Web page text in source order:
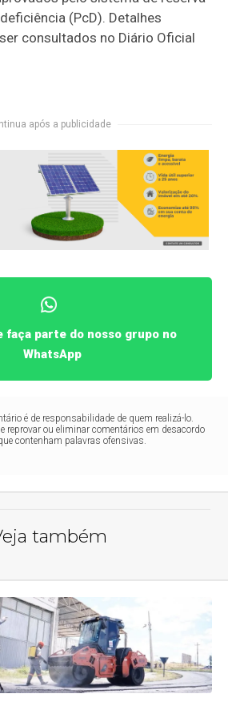
(PcD). Detalhes
consultados no Diário Oficial
após a publicidade
faça parte do nosso grupo no
WhatsApp
é de responsabilidade de quem realizá-lo.
reprovar ou eliminar comentários em desacordo
contenham palavras ofensivas.
também